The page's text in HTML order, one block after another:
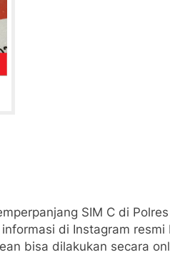
SIM C di
di Instagram resmi
bisa dilakukan secara